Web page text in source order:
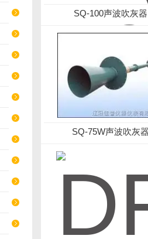
SQ-100声波吹灰器
SQ-75W声波吹灰